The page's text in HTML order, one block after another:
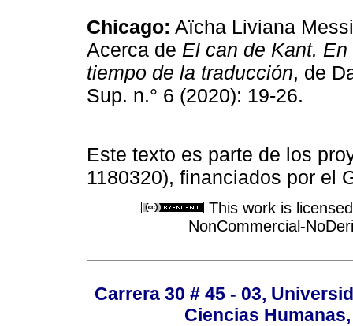
Chicago: Aïcha Liviana
Acerca de El can de Kant.
tiempo de la traducción, de
Sup. n.° 6 (2020): 19-26.
Este texto es parte de los
1180320), financiados por el
This work is
NonCommercial-
Carrera 30 # 45 - 03,
Ciencias